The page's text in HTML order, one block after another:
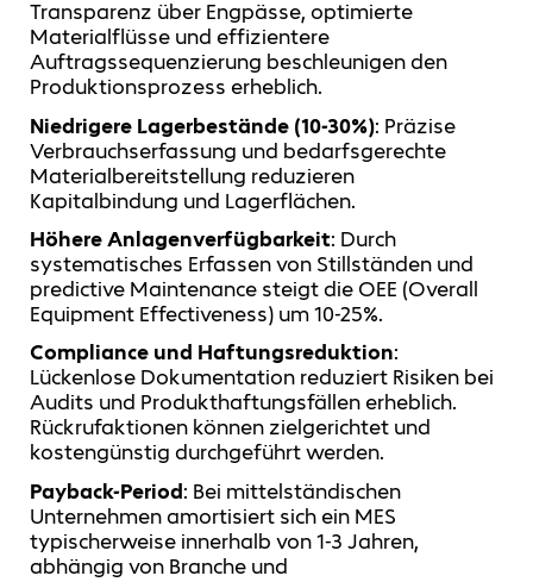
Transparenz über Engpässe, optimierte
Materialflüsse und effizientere
Auftragssequenzierung beschleunigen den
Produktionsprozess erheblich.
Niedrigere Lagerbestände (10-30%): Präzise
Verbrauchserfassung und bedarfsgerechte
Materialbereitstellung reduzieren
Kapitalbindung und Lagerflächen.
Höhere Anlagenverfügbarkeit: Durch
systematisches Erfassen von Stillständen und
predictive Maintenance steigt die OEE (Overall
Equipment Effectiveness) um 10-25%.
Compliance und Haftungsreduktion:
Lückenlose Dokumentation reduziert Risiken bei
Audits und Produkthaftungsfällen erheblich.
Rückrufaktionen können zielgerichtet und
kostengünstig durchgeführt werden.
Payback-Period: Bei mittelständischen
Unternehmen amortisiert sich ein MES
typischerweise innerhalb von 1-3 Jahren,
abhängig von Branche und